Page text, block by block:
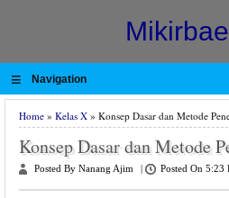
≡ Navigation
Home » Kelas X » Konsep Dasar dan Metode
Konsep Dasar dan Metode
Posted By Nanang Ajim Posted On 5:23